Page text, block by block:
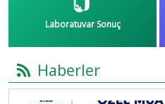
Laboratuvar Sonuç
Haberler